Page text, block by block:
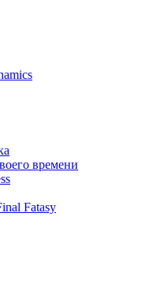
времени
Fatasy